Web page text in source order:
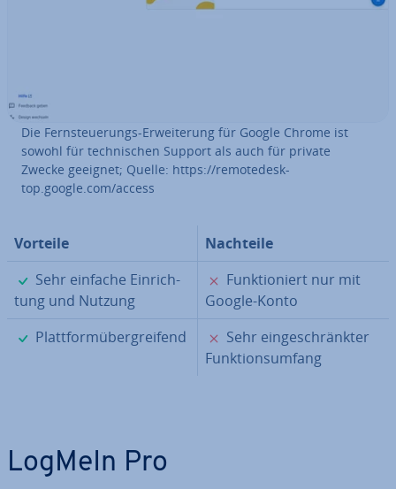
Die Fern­steue­rungs-Er­wei­te­rung für Google Chrome ist
sowohl für tech­ni­schen Support als auch für private
Zwecke geeignet; Quelle: https://re­mo­te­de­sk­
top.google.com/access
Vorteile
Nachteile
✓
Sehr einfache Ein­rich­
tung und Nutzung
✗
Funk­tio­niert nur mit
Google-Konto
✓
Platt­form­über­grei­fend ✗
Sehr ein­ge­schränk­ter
Funk­ti­ons­um­fang
LogMeIn Pro